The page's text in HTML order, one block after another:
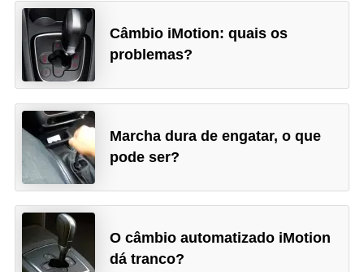
Câmbio iMotion: quais os
problemas?
Marcha dura de engatar, o que
pode ser?
O câmbio automatizado iMotion
dá tranco?